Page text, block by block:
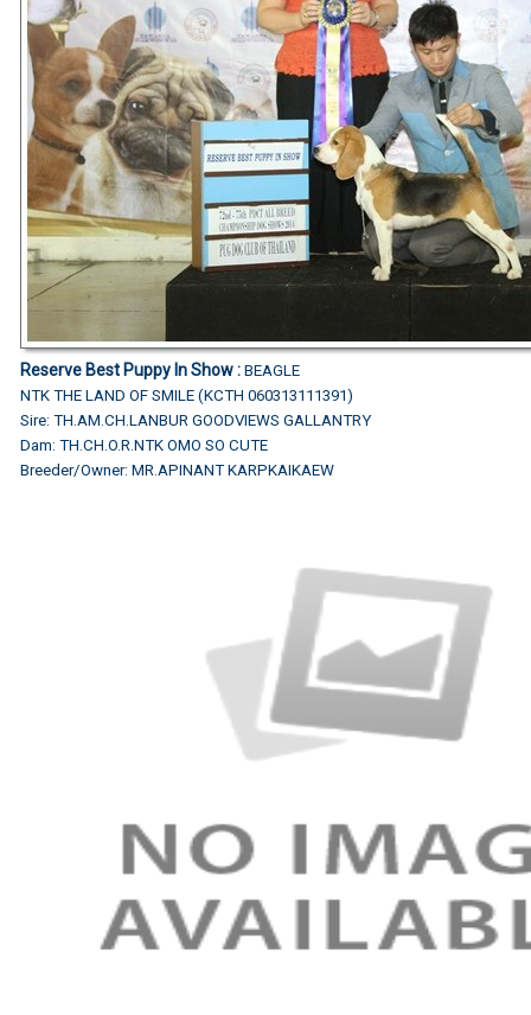
Reserve Best Puppy In Show : BEAGLE
NTK THE LAND OF SMILE (KCTH 060313111391)
Sire: TH.AM.CH.LANBUR GOODVIEWS GALLANTRY
Dam: TH.CH.O.R.NTK OMO SO CUTE
Breeder/Owner: MR.APINANT KARPKAIKAEW